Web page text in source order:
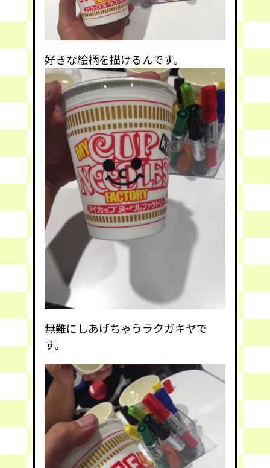
好きな絵柄を描けるんです。
無難にしあげちゃうラクガキヤで
す。